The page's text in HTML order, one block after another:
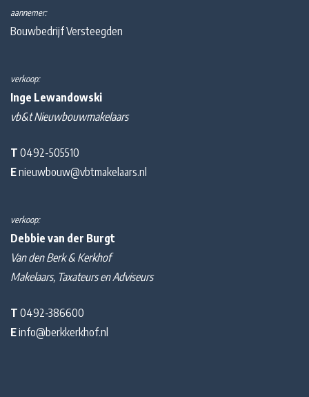
aannemer:
Bouwbedrijf Versteegden
verkoop:
Inge Lewandowski
vb&t Nieuwbouwmakelaars
T 0492-505510
Enieuwbouw@vbtmakelaars.nl
verkoop:
Debbie van der Burgt
Van den Berk & Kerkhof
Makelaars, Taxateurs en Adviseurs
T 0492-386600
Einfo@berkkerkhof.nl